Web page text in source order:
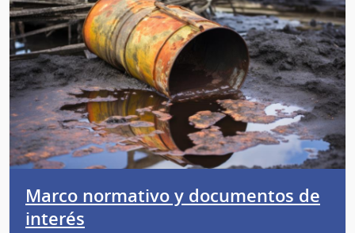
Marco normativo y documentos de
interés